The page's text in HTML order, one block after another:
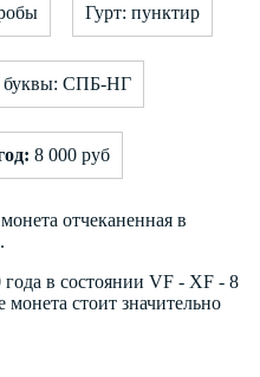
Гурт: пунктир
буквы: СПБ-НГ
8 000 руб
отчеканенная в
в состоянии VF - XF - 8
стоит значительно